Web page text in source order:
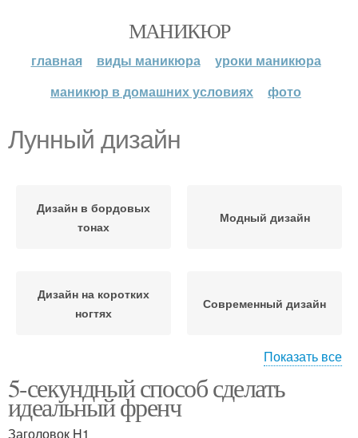
МАНИКЮР
главная виды маникюра
уроки маникюра
маникюр в домашних условиях
фото
Лунный дизайн
Дизайн в бордовых
тонах
Модный дизайн
Дизайн на коротких
ногтях
Современный дизайн
Дизайн с матовым
покрытием
Французский дизайн
Показать все
5-секундный способ сделать
идеальный френч
Заголовок H1